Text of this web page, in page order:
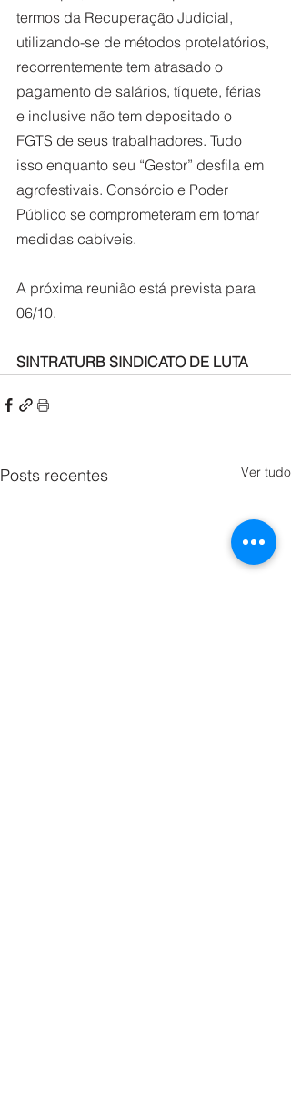
termos da Recuperação Judicial,
utilizando-se de métodos protelatórios,
recorrentemente tem atrasado o
pagamento de salários, tíquete, férias
e inclusive não tem depositado o
FGTS de seus trabalhadores. Tudo
isso enquanto seu “Gestor” desfila em
agrofestivais. Consórcio e Poder
Público se comprometeram em tomar
medidas cabíveis.
A próxima reunião está prevista para
06/10.
SINTRATURB SINDICATO DE LUTA
Posts recentes Ver tudo